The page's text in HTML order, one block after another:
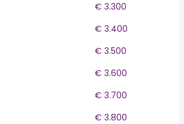
€ 3.300
€ 3.400
€ 3.500
€ 3.600
€ 3.700
€ 3.800